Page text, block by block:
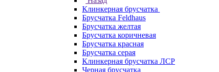
Клинкерная брусчатка
Брусчатка Feldhaus
Брусчатка желтая
Брусчатка коричневая
Брусчатка красная
Брусчатка серая
Клинкерная брусчатка ЛСР
Черная брусчатка